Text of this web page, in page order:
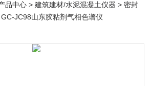
品中心 >建筑建材/水泥混凝土仪器 > 密封
JC98山东胶粘剂气相色谱仪